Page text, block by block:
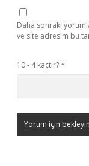
Daha sonraki
ve site adresim bu
10 - 4 kaçtır?*